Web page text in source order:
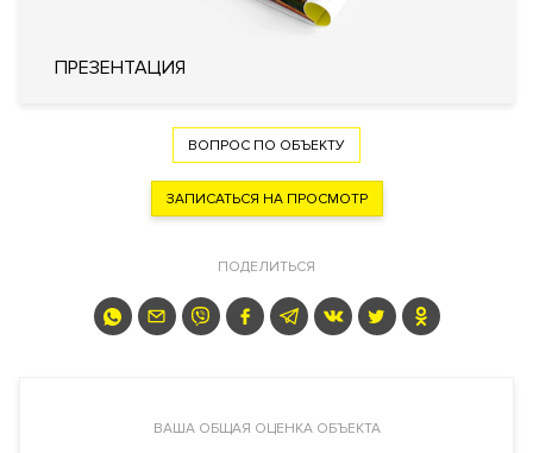
Двухуровневый пентхаус в клубном доме. Панорамные
кухня-гостиная, спальня, кабинет, два с/у. На втором уровне:
балкона, постирочная комната. Есть два машино-места в
купить квартиры или пентхаусы с панорамными видами.
ПРЕЗЕНТАЦИЯ
ВОПРОС ПО ОБЪЕКТУ
ЗАПИСАТЬСЯ НА ПРОСМОТР
ПОДЕЛИТЬСЯ
ВАША ОБЩАЯ ОЦЕНКА ОБЪЕКТА